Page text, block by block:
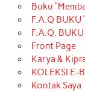
Buku
F.A.Q BUKU
F.A.Q. BUKU
Front Page
Karya &
KOLEKSI E-
Kontak Saya